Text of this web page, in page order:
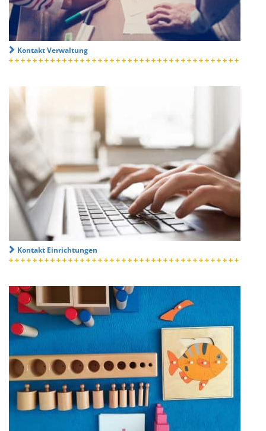
Kontakt Verwaltung
Kontakt Einrichtungen